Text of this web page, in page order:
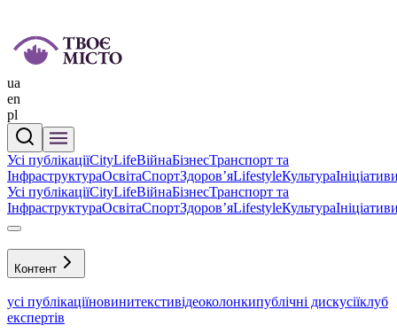
ua
en
pl
Усі публікаціїCityLifeВійнаБізнесТранспорт та
ІнфраструктураОсвітаСпортЗдоровʼяLifestyleКультура
Усі публікаціїCityLifeВійнаБізнесТранспорт та
ІнфраструктураОсвітаСпортЗдоровʼяLifestyleКультура
Контент
усі публікаціїновинитекстивідеоколонкипублічні дискусіїклуб
експертів